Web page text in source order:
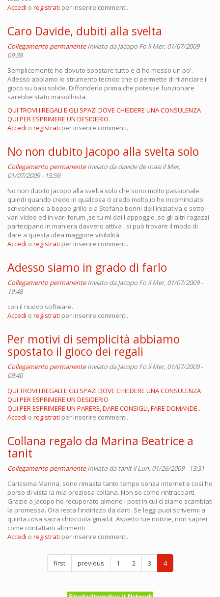
Accedi o registrati per inserire commenti.
Caro Davide, dubiti alla svelta
Collegamento permanente Inviato daJacopo Fo il Mer, 01/07/2009 -
09:38
Semplicemente ho dovuto spostare tutto e ci ho messo un po'.
Adesso abbiamo lo strumento tecnico che ci permette di rilanciare il
gioco su basi solide. Diffonderlo prima che potesse funzionare
sarebbe stato masochista.
QUI TROVI I REGALI E GLI SPAZI DOVE CHIEDERE UNA CONSULENZA
QUI PER ESPRIMERE UN DESIDERIO
Accedi o registrati per inserire commenti.
No non dubito Jacopo alla svelta solo
Collegamento permanente Inviato dadavide de masiil Mer,
01/07/2009 - 15:59
No non dubito Jacopo alla svelta solo che sono molto passionale
quindi quando credo in qualcosa ci credo molto,io ho incominciato
scrivendone a beppe grillo e a Stefano benni dell iniziativa e sotto
vari video ed in vari forum ,se tu mi dai l appoggio ,se gli altri ragazzi
partecipano in maniera davvero attiva , si può trovare il modo di
dare a questa idea maggiore visibilità.
Accedi o registrati per inserire commenti.
Adesso siamo in grado di farlo
Collegamento permanente Inviato daJacopo Fo il Mer, 01/07/2009 -
19:48
con il nuovo software.
Accedi o registrati per inserire commenti.
Per motivi di semplicità abbiamo
spostato il gioco dei regali
Collegamento permanente Inviato daJacopo Fo il Mer, 01/07/2009 -
09:40
QUI TROVI I REGALI E GLI SPAZI DOVE CHIEDERE UNA CONSULENZA
QUI PER ESPRIMERE UN DESIDERIO
QUI PER ESPRIMERE UN PARERE, DARE CONSIGLI, FARE DOMANDE...
Accedi o registrati per inserire commenti.
Collana regalo da Marina Beatrice a
tanit
Collegamento permanente Inviato datanitil Lun, 01/26/2009 - 13:31
Carissima Marina, sono rimasta tanto tempo senza internet e così ho
perso di vista la mia preziosa collana. Non so come rintracciarti.
Grazie a Jacopo ho recuperato almeno i post in cui ci siamo scambiati
la promessa. Ora resta l'indirizzo da darti. Se leggi puoi scrivermi a
quinta.cosa.sacra chiocciola gmail.it .Aspetto tue notizie, non saprei
come contattarti altrimenti
Accedi o registrati per inserire commenti.
first previous 1 2 3 4